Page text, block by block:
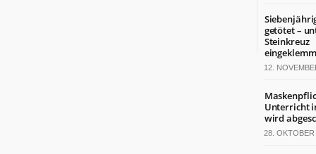
getötet –
Steinkreuz
12.
Unterricht
wird
28. OKTOBER